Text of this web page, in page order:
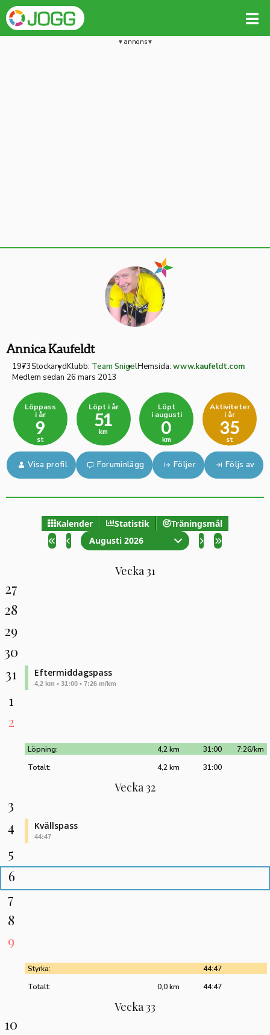
annons
Annica Kaufeldt
1973StockarydKlubb: Team SnigelHemsida: www.kaufeldt.com
Medlem sedan 26 mars 2013
Löppass
i år
9
st
Löpt i år
51
km
Löpt
i augusti
0
km
Aktiviteter
i år
35
st
Visa profil Foruminlägg Följer Följs av
Kalender Statistik
Träningsmål
Augusti 2026
Vecka 31
27
28
29
30
31
Eftermiddagspass
4,2 km • 31:00 • 7:26 m/km
1
2
Löpning: 7:26/km
31:00
4,2 km
Totalt:
31:00
4,2 km
Vecka 32
3
4
Kvällspass
44:47
5
6
7
8
9
Styrka:
44:47
Totalt:
44:47
0,0 km
Vecka 33
10